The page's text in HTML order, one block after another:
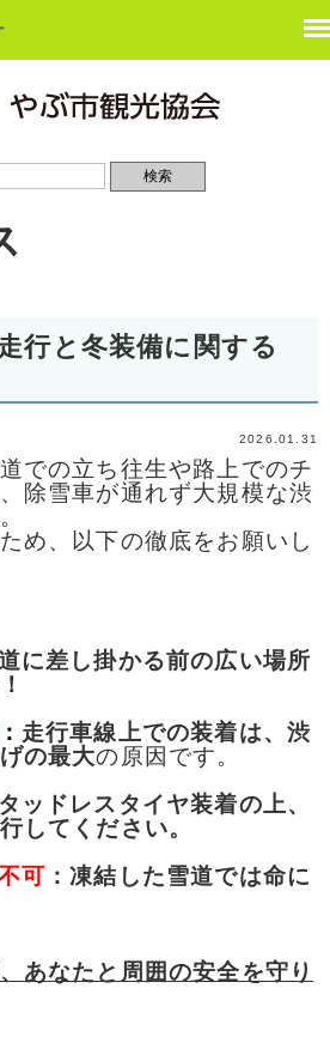
行と冬装備に関する
2026.01.31
での立ち往生や路上でのチ
除雪車が通れず大規模な渋
め、以下の徹底をお願いし
に差し掛かる前の広い場所
： 走行車線上での装着は、渋
の最大の原因です。
ッドレスタイヤ装着の上、
してください。
可 ：凍結した雪道では命に
、あなたと周囲の安全を守り